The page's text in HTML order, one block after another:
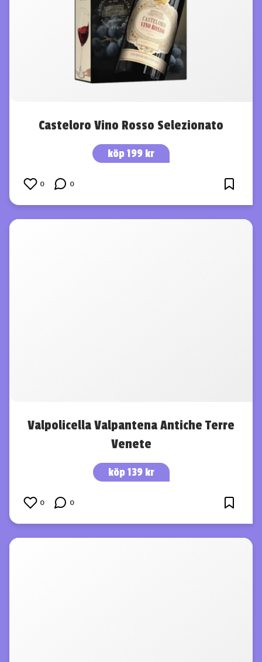
Casteloro Vino Rosso Selezionato
köp 199 kr
0 0
Valpolicella Valpantena Antiche Terre
Venete
köp 139 kr
0 0